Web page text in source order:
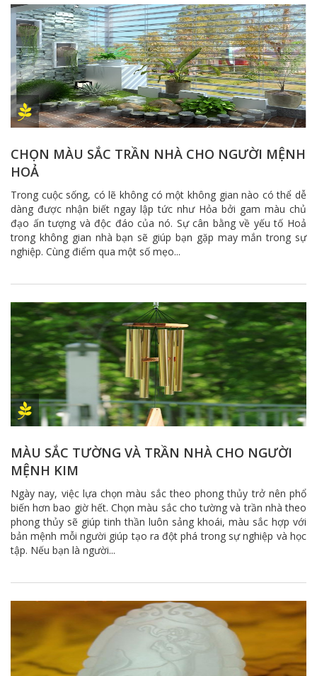
CHỌN MÀU SẮC TRẦN NHÀ CHO NGƯỜI MỆNH
HOẢ
Trong cuộc sống, có lẽ không có một không gian nào có thể dễ
dàng được nhận biết ngay lập tức như Hỏa bởi gam màu chủ
đạo ấn tượng và độc đáo của nó. Sự cân bằng về yếu tố Hoả
trong không gian nhà bạn sẽ giúp bạn gặp may mắn trong sự
nghiệp. Cùng điểm qua một số mẹo...
MÀU SẮC TƯỜNG VÀ TRẦN NHÀ CHO NGƯỜI
MỆNH KIM
Ngày nay, việc lựa chọn màu sắc theo phong thủy trở nên phổ
biến hơn bao giờ hết. Chọn màu sắc cho tường và trần nhà theo
phong thủy sẽ giúp tinh thần luôn sảng khoái, màu sắc hợp với
bản mệnh mỗi người giúp tạo ra đột phá trong sự nghiệp và học
tập. Nếu bạn là người...